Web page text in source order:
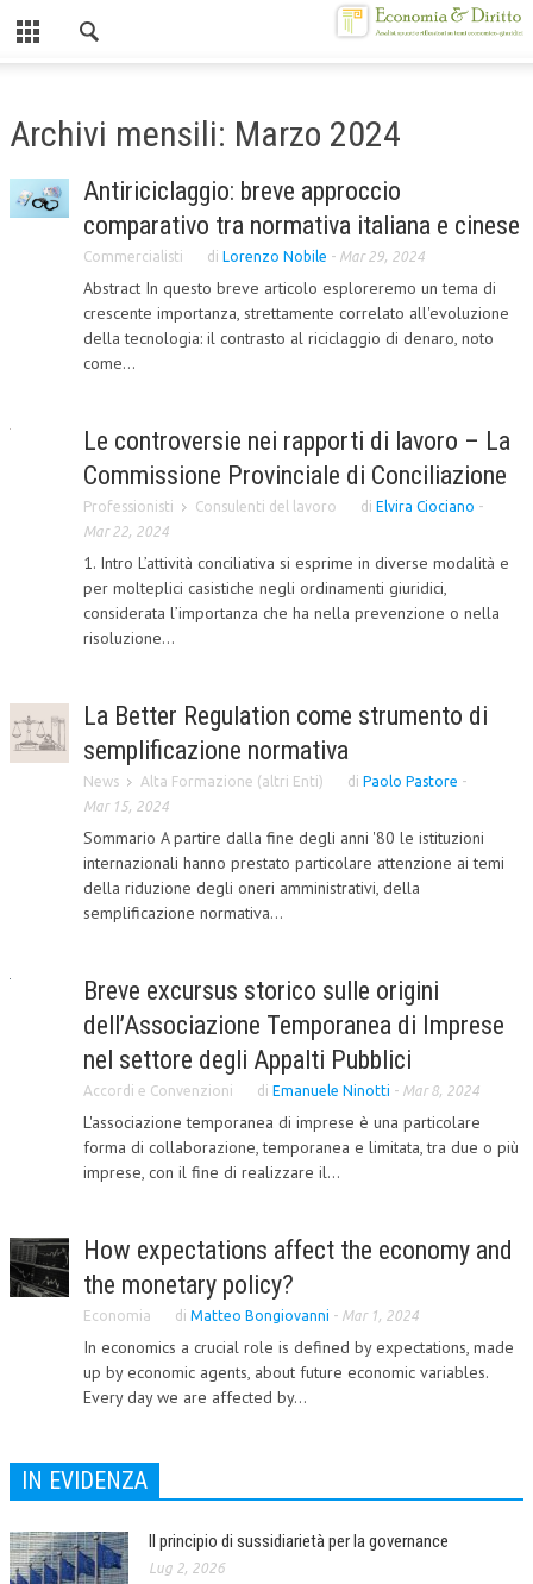
CHI SIAMO
MISSION
CENTRO STUDI
ATTO COSTITUTIVO E STATUTO
OBIETTIVI
DIREZIONE SCIENTIFICA
ALTA FORMAZIONE
CORSI CE.S.E.D.
ARCHIVIO CORSI 2015
LA RIVISTA
LA RIVISTA
COMITATO SCIENTIFICO
COMITATO EDITORIALE
PEER REVIEW
CODICE ETICO
AUTORI
ECONOMIA
ECONOMIA DELL’ARTE
INTERNAZIONALIZZAZIONE
RISORSE UMANE
TREASURY IN FINANCIAL SERVICES
RISK MANAGEMENT
SVILUPPO SOSTENIBILE
Archivi mensili: Marzo 2024
Antiriciclaggio: breve approccio
comparativo tra normativa italiana e cinese
Commercialisti di Lorenzo Nobile - Mar 29, 2024
Abstract In questo breve articolo esploreremo un tema di
crescente importanza, strettamente correlato all'evoluzione
della tecnologia: il contrasto al riciclaggio di denaro, noto
come...
Le controversie nei rapporti di lavoro – La
Commissione Provinciale di Conciliazione
Professionisti Consulenti del lavoro di Elvira Ciociano -
Mar 22, 2024
1. Intro L’attività conciliativa si esprime in diverse modalità e
per molteplici casistiche negli ordinamenti giuridici,
considerata l’importanza che ha nella prevenzione o nella
risoluzione...
La Better Regulation come strumento di
semplificazione normativa
News Alta Formazione (altri Enti) di Paolo Pastore -
Mar 15, 2024
Sommario A partire dalla fine degli anni '80 le istituzioni
internazionali hanno prestato particolare attenzione ai temi
della riduzione degli oneri amministrativi, della
semplificazione normativa...
Breve excursus storico sulle origini
dell’Associazione Temporanea di Imprese
nel settore degli Appalti Pubblici
Accordi e Convenzioni di Emanuele Ninotti - Mar 8, 2024
L'associazione temporanea di imprese è una particolare
forma di collaborazione, temporanea e limitata, tra due o più
imprese, con il fine di realizzare il...
How expectations affect the economy and
the monetary policy?
Economia di Matteo Bongiovanni - Mar 1, 2024
In economics a crucial role is defined by expectations, made
up by economic agents, about future economic variables.
Every day we are affected by...
IN EVIDENZA
Il principio di sussidiarietà per la governance
Lug 2, 2026